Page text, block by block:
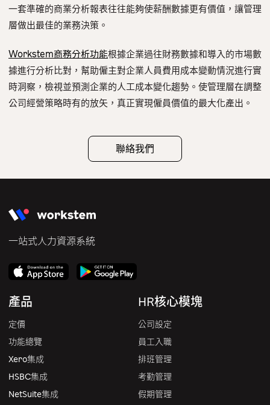
一套準確的商業分析報表往往能夠使薪酬數據更有價值，讓管理
層做出最佳的業務決策。
Workstem商務分析功能根據企業過往財務數據和導入的市場數
據進行分析比對，幫助僱主對企業人員費用成本變動情況進行實
時洞察，檢視並預測企業的人工成本變化趨勢。使管理層在調整
公司經營策略時有的放矢，真正實現僱員價值的最大化產出。
聯絡我們
一站式人力資源系統
產品
定價
功能總覽
Xero集成
HSBC集成
NetSuite集成
HR核心模塊
公司設定
員工入職
排班管理
考勤管理
假期管理